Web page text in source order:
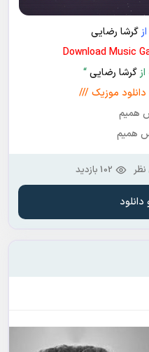
گرشا رضایی
Download Music
گرشا رضایی“
دانلود موزیک ///
همیم
همیم
102 بازدید
دانلود